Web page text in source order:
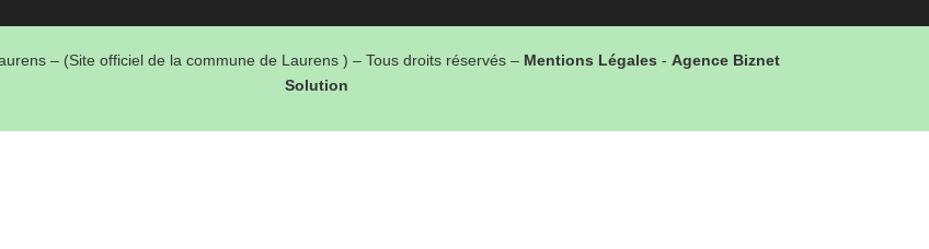
– (Site officiel de la commune de Laurens ) – Tous droits réservés – Mentions Légales - Agence Biznet
Solution